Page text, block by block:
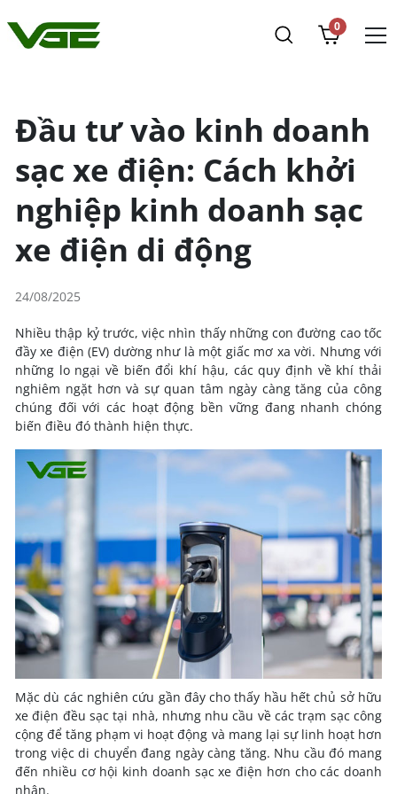
0
Đầu tư vào kinh doanh
sạc xe điện: Cách khởi
nghiệp kinh doanh sạc
xe điện di động
24/08/2025
Nhiều thập kỷ trước, việc nhìn thấy những con đường cao tốc
đầy xe điện (EV) dường như là một giấc mơ xa vời. Nhưng với
những lo ngại về biến đổi khí hậu, các quy định về khí thải
nghiêm ngặt hơn và sự quan tâm ngày càng tăng của công
chúng đối với các hoạt động bền vững đang nhanh chóng
biến điều đó thành hiện thực.
Mặc dù các nghiên cứu gần đây cho thấy hầu hết chủ sở hữu
xe điện đều sạc tại nhà, nhưng nhu cầu về các trạm sạc công
cộng để tăng phạm vi hoạt động và mang lại sự linh hoạt hơn
trong việc di chuyển đang ngày càng tăng. Nhu cầu đó mang
đến nhiều cơ hội kinh doanh sạc xe điện hơn cho các doanh
nhân.